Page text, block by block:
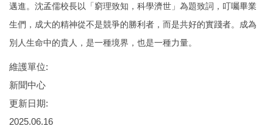
邁進。沈孟儒校長以「窮理致知，科學濟世」為題致詞，叮囑畢業
生們，成大的精神從不是競爭的勝利者，而是共好的實踐者。成為
別人生命中的貴人，是一種境界，也是一種力量。
維護單位:
新聞中心
更新日期:
2025.06.16